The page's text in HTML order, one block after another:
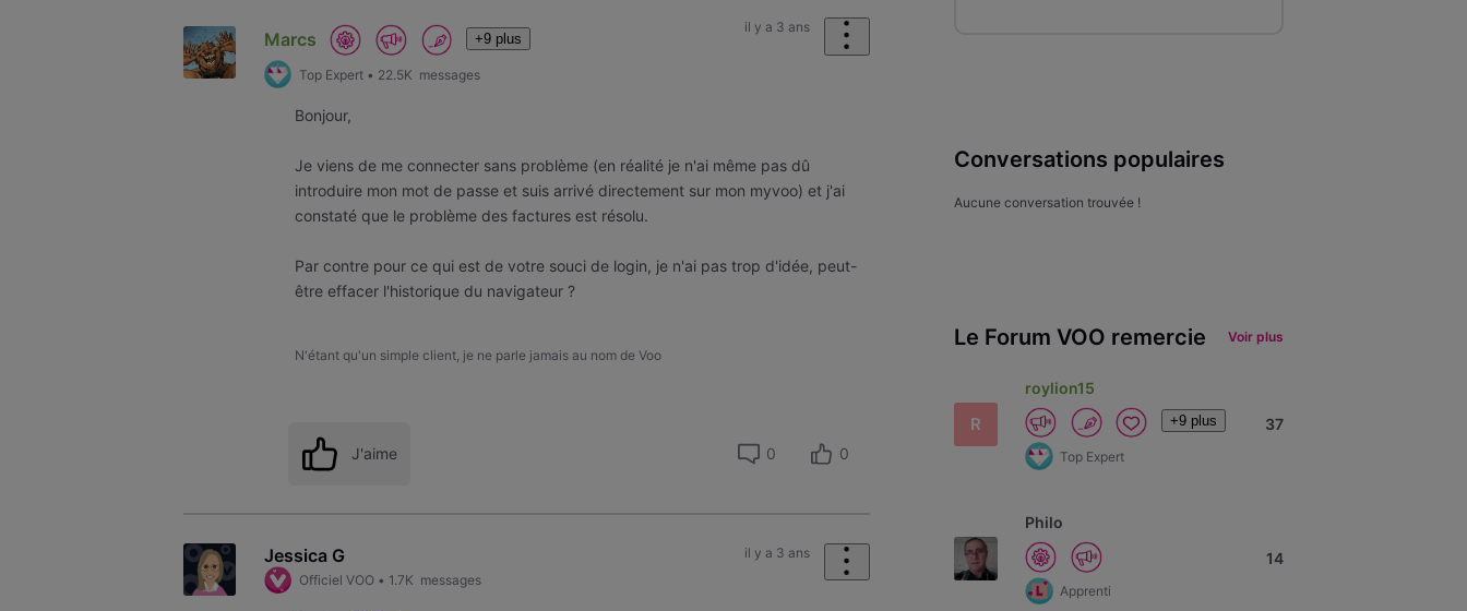
First
Marcs +9 plus
Top Expert• 22.5K messages
il y a 3 ans
Bonjour,
Je viens de me connecter sans problème (en réalité je n'ai même pas dû
introduire mon mot de passe et suis arrivé directement sur mon myvoo) et j'ai
constaté que le problème des factures est résolu.
Par contre pour ce qui est de votre souci de login, je n'ai pas trop d'idée, peut-
être effacer l'historique du navigateur ?
N'étant qu'un simple client, je ne parle jamais au nom de Voo
J'aime 0 0
Jessica G
Officiel VOO• 1.7K messages
il y a 3 ans
Conversations populaires
Aucune conversation trouvée !
Le Forum VOO remercie Voir plus
R
roylion15
+9 plus
Top Expert
37
Philo
Apprenti
14